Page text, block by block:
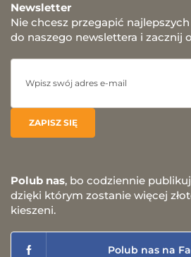
Newsletter
Nie chcesz przegapić
do naszego newslettera i zacznij
Polub nas, bo codziennie
dzięki którym zostanie więcej
kieszeni.
Polub nas na